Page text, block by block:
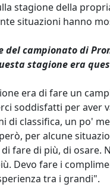
stagione della
situazioni hanno
campionato di
stagione era
era di fare un
soddisfatti per aver
classifica, un po'
per alcune
fare di più, di osare.
Devo fare i
tra i grandi".